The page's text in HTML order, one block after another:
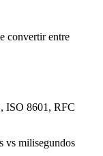
convertir entre
ISO 8601, RFC
vs milisegundos